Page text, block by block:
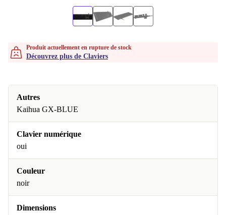
Produit actuellement en rupture de stock
Découvrez plus de Claviers
Autres
Kaihua GX-BLUE
Clavier numérique
oui
Couleur
noir
Dimensions